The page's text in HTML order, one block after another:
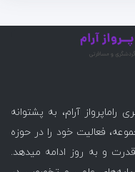
آرام، به پشتوانه
فعالیت خود را در حوزه
و به روز ادامه میدهد.